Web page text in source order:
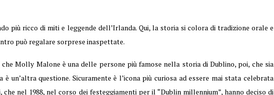
più ricco di miti e leggende dell’Irlanda. Qui, la storia si colora di tradizione orale e
può regalare sorprese inaspettate.
che Molly Malone è una delle persone più famose nella storia di Dublino, poi, che sia
un’altra questione. Sicuramente è l’icona più curiosa ad essere mai stata celebrata
nel 1988, nel corso dei festeggiamenti per il “Dublin millennium”, hanno deciso di